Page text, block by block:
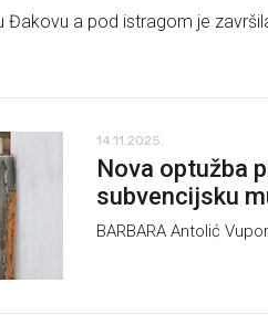
Đakovu a pod istragom je
14.11.2025.
Nova optužba
subvencijsku
BARBARA Antolić